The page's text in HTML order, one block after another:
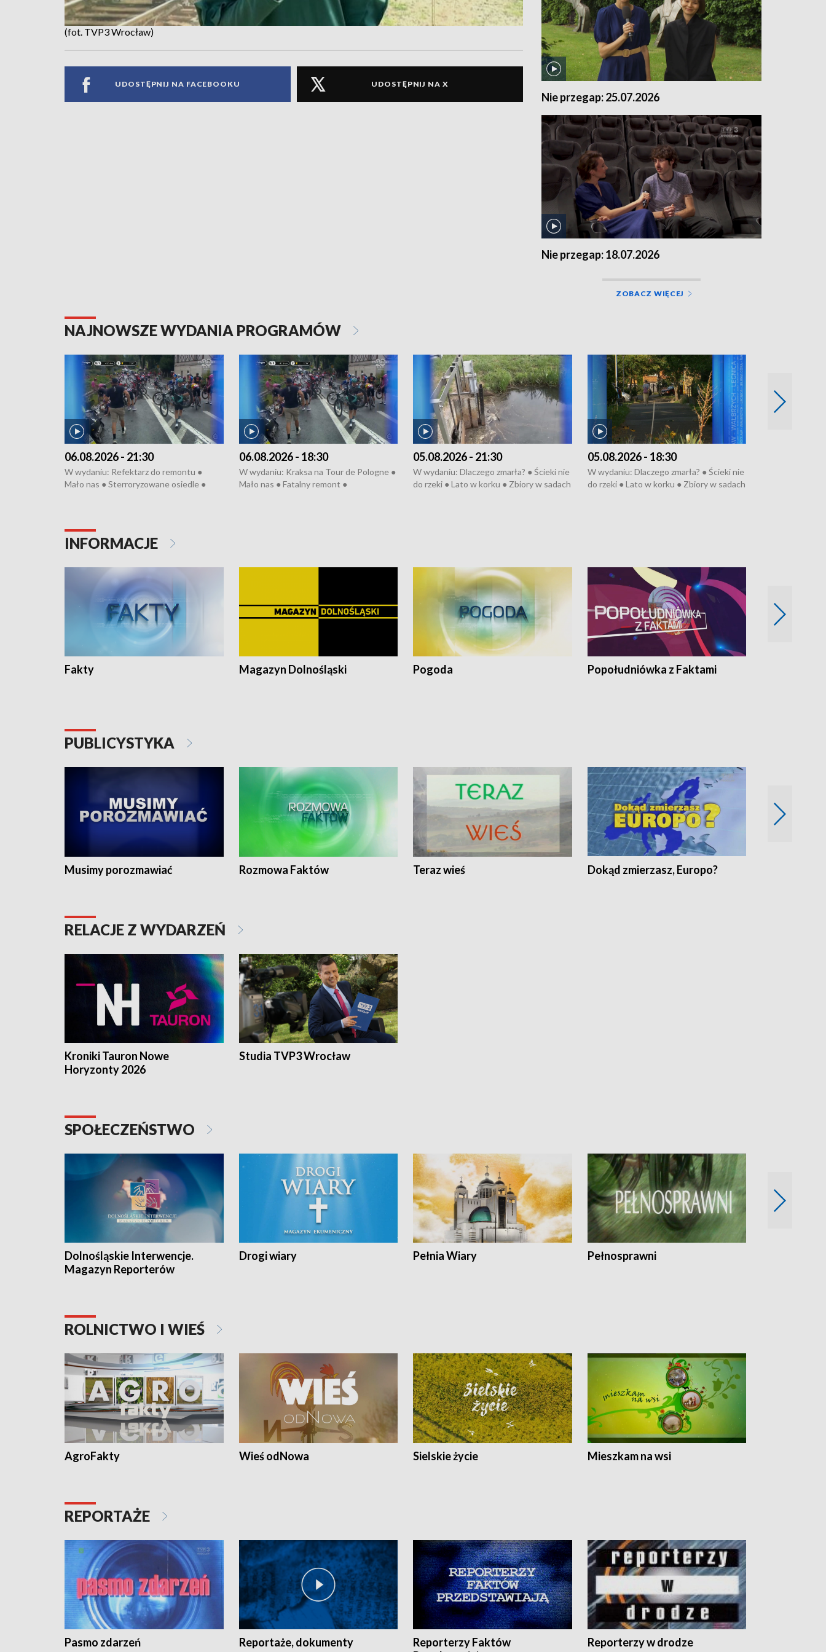
(fot. TVP3 Wrocław)
UDOSTĘPNIJ NA FACEBOOKU UDOSTĘPNIJ NA X
Nie przegap: 25.07.2026
Nie przegap: 18.07.2026
ZOBACZ WIĘCEJ
NAJNOWSZE WYDANIA PROGRAMÓW
06.08.2026 - 21:30
W wydaniu: Refektarz do remontu ●
Mało nas ● Sterroryzowane osiedle ●
Pologne
06.08.2026 - 18:30
W wydaniu: Kraksa na Tour de Pologne ●
Mało nas ● Fatalny remont ●
05.08.2026 - 21:30
W wydaniu: Dlaczego zmarła? ● Ścieki nie
do rzeki ● Lato w korku ● Zbiory w sadach
05.08.2026 - 18:30
W wydaniu: Dlaczego zmarła? ● Ścieki nie
do rzeki ● Lato w korku ● Zbiory w sadach
INFORMACJE
Fakty Magazyn Dolnośląski Pogoda Popołudniówka z Faktami
PUBLICYSTYKA
Musimy porozmawiać Rozmowa Faktów Teraz wieś Dokąd zmierzasz, Europo?
RELACJE Z WYDARZEŃ
Kroniki Tauron Nowe
Horyzonty 2026
Studia TVP3 Wrocław
SPOŁECZEŃSTWO
Dolnośląskie Interwencje.
Magazyn Reporterów
Drogi wiary Pełnia Wiary Pełnosprawni
ROLNICTWO I WIEŚ
AgroFakty Wieś odNowa Sielskie życie Mieszkam na wsi
REPORTAŻE
Pasmo zdarzeń Reportaże, dokumenty
Reporterzy Faktów
Reporterzy w drodze